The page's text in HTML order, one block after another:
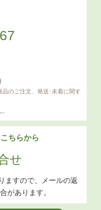
のご注文、発送･未着に関す
ちらから
せ
ますので、メールの返
があります。